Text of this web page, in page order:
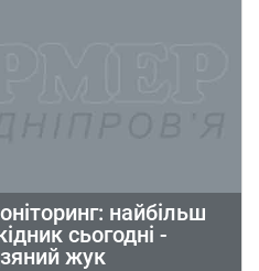
найбільш
сьогодні -
жук